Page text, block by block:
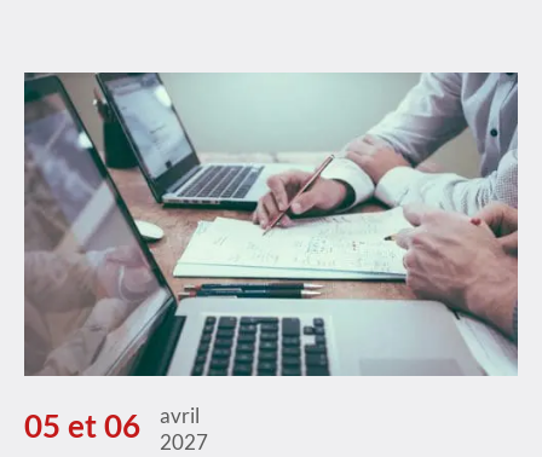
05 et 06
avril
2027